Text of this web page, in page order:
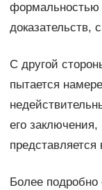
формальностью
доказательств,
С другой
пытается
его заключения,
Более подробно